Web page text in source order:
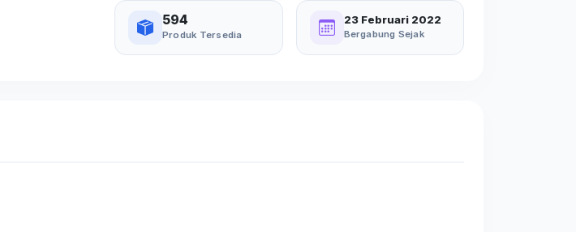
594
Produk Tersedia
23 Februari 2022
Bergabung Sejak